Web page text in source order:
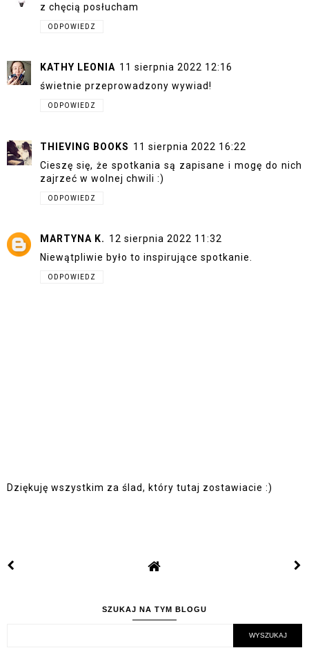
z chęcią posłucham
ODPOWIEDZ
KATHY LEONIA 11 sierpnia 2022 12:16
świetnie przeprowadzony wywiad!
ODPOWIEDZ
THIEVING BOOKS 11 sierpnia 2022 16:22
Cieszę się, że spotkania są zapisane i mogę do nich
zajrzeć w wolnej chwili :)
ODPOWIEDZ
MARTYNA K. 12 sierpnia 2022 11:32
Niewątpliwie było to inspirujące spotkanie.
ODPOWIEDZ
Dziękuję wszystkim za ślad, który tutaj zostawiacie :)
SZUKAJ NA TYM BLOGU